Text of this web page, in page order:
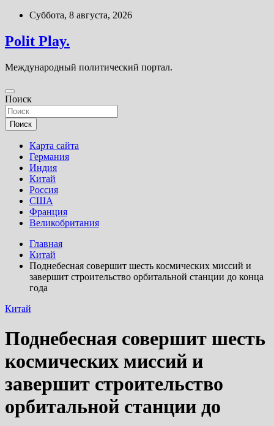
Перейти
содержимому
Суббота, 8 августа, 2026
Polit Play.
Международный политический портал.
Поиск
Поиск
Карта сайта
Германия
Индия
Китай
Россия
США
Франция
Великобритания
Главная
Китай
Поднебесная совершит шесть космических миссий и
завершит строительство орбитальной станции до конца
года
Китай
Поднебесная совершит шесть
космических миссий и
завершит строительство
орбитальной станции до